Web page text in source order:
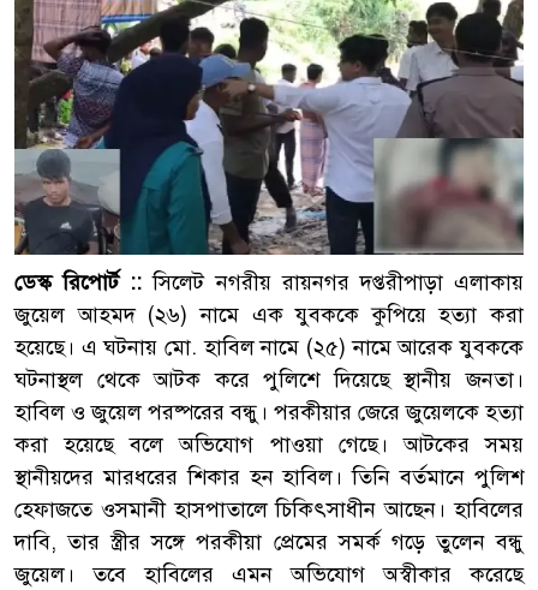
ডেস্ক রিপোর্ট :: সিলেট নগরীয় রায়নগর দপ্তরীপাড়া এলাকায়
জুয়েল আহমদ (২৬) নামে এক যুবককে কুপিয়ে হত্যা করা
হয়েছে। এ ঘটনায় মো. হাবিল নামে (২৫) নামে আরেক যুবককে
ঘটনাস্থল থেকে আটক করে পুলিশে দিয়েছে স্থানীয় জনতা।
হাবিল ও জুয়েল পরষ্পরের বন্ধু। পরকীয়ার জেরে জুয়েলকে হত্যা
করা হয়েছে বলে অভিযোগ পাওয়া গেছে। আটকের সময়
স্থানীয়দের মারধরের শিকার হন হাবিল। তিনি বর্তমানে পুলিশ
হেফাজতে ওসমানী হাসপাতালে চিকিৎসাধীন আছেন। হাবিলের
দাবি, তার স্ত্রীর সঙ্গে পরকীয়া প্রেমের সমর্ক গড়ে তুলেন বন্ধু
জুয়েল। তবে হাবিলের এমন অভিযোগ অস্বীকার করেছে